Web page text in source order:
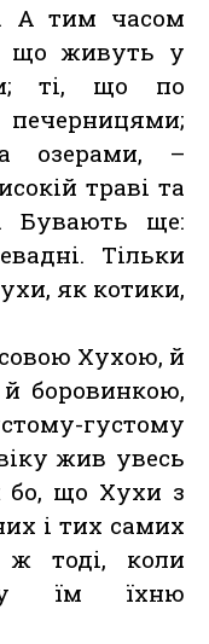
А тим часом
що живуть у
ті, що по
озерами, –
траві та
Бувають ще:
Тільки
як котики,
Хухою, й
боровинкою,
густому
жив увесь
бо, що Хухи з
і тих самих
ж тоді, коли
їм їхню